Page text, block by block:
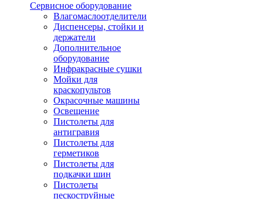
Сервисное оборудование
Влагомаслоотделители
Диспенсеры, стойки и
держатели
Дополнительное
оборудование
Инфракрасные сушки
Мойки для
краскопультов
Окрасочные машины
Освещение
Пистолеты для
антигравия
Пистолеты для
герметиков
Пистолеты для
подкачки шин
Пистолеты
пескоструйные